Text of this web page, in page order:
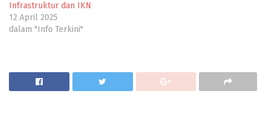
Infrastruktur dan IKN
12 April 2025
dalam "Info Terkini"